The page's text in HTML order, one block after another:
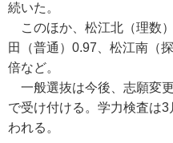
続いた。
このほか、松江北（理数
田（普通）0.97、松江南（
倍など。
一般選抜は今後、志願変
で受け付ける。学力検査は
われる。